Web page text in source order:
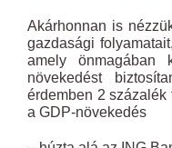
Akárhonnan is
gazdasági
amely
növekedést
érdemben 2
a GDP-növekedés